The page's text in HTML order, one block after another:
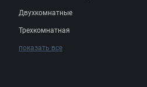
Двухкомнатные
Трехкомнатная
показать все